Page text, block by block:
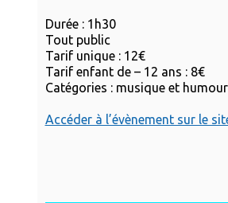
Durée : 1h30
Tout public
Tarif unique : 12€
Tarif enfant de – 12 ans : 8€
Catégories : musique et humour
Accéder à l’évènement sur le